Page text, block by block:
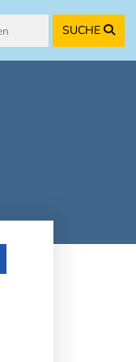
SUCHE